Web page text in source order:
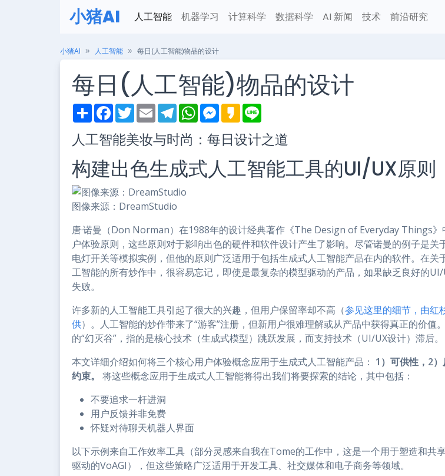
小猪AI 人工智能 机器学习 计算科学 数据科学 AI 新闻 技术 前沿研究
小猪AI 人工智能 每日(人工智能)物品的设计
每日(人工智能)物品的设计
S
h
r
e
F
a
e
b
o
k
T
w
t
t
r
E
m
i
l
T
e
e
g
a
m
W
h
t
s
p
p
M
e
s
e
e
K
a
a
o
e
人工智能美妆与时尚：每日设计之道
构建出色生成式人工智能工具的UI/UX原则
图像来源：DreamStudio
唐·诺曼（Don Norman）在1988年的设计经典著作《The Design of Everyday Things》
户体验原则，这些原则对于影响出色的硬件和软件设计产生了影响。尽管诺曼的例子是关
电灯开关等模拟实例，但他的原则广泛适用于包括生成式人工智能产品在内的软件。在关
工智能的所有炒作中，很容易忘记，即使是最复杂的模型驱动的产品，如果缺乏良好的
失败。
许多新的人工智能工具引起了很大的兴趣，但用户保留率却不高（参见这里的细节，由红
供）。人工智能的炒作带来了“游客”注册，但新用户很难理解或从产品中获得真正的价值
的“幻灭谷”，指的是核心技术（生成式模型）跳跃发展，而支持技术（UI/UX设计）滞后。
本文详细介绍如何将三个核心用户体验概念应用于生成式人工智能产品： 1）可供性，2）
约束。
将这些概念应用于生成式人工智能将得出我们将要探索的结论，其中包括：
不要追求一杆进洞
用户反馈并非免费
怀疑对待聊天机器人界面
以下示例来自工作效率工具（部分灵感来自我在Tome的工作中，这是一个用于塑造和共
驱动的VoAGI），但这些策略广泛适用于开发工具、社交媒体和电子商务等领域。